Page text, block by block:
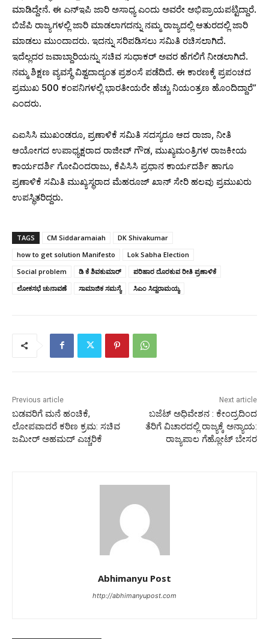
ಮಾಡಿದ್ದೇನೆ. ಈ ಎನ್ಇಪಿ ಜಾರಿ ಅಸಾಧ್ಯ ಎಂದು ಅವರೇ ಅಭಿಪ್ರಾಯಪಟ್ಟಿದ್ದಾರೆ.
ಬಿಜೆಪಿ ರಾಜ್ಯಗಳಲ್ಲಿ ಜಾರಿ ಮಾಡಲಾಗದನ್ನು ನಮ್ಮ ರಾಜ್ಯದಲ್ಲಿ ಆತುರದಲ್ಲಿ ಜಾರಿ
ಮಾಡಲು ಮುಂದಾದರು. ಇದನ್ನು ಸರಿಪಡಿಸಲು ಸಮಿತಿ ರಚಿಸಲಾಗಿದೆ.
ಇದೆಲ್ಲದರ ಜವಾಬ್ದಾರಿಯನ್ನು ಸಚಿವ ಸುಧಾಕರ್ ಅವರ ಹೆಗಲಿಗೆ ನೀಡಲಾಗಿದೆ.
ನಮ್ಮ ಶಿಕ್ಷಣ ವ್ಯವಸ್ಥೆ ವಿಶ್ವದಾದ್ಯಂತ ಪ್ರಶಂಸೆ ಪಡೆದಿದೆ. ಈ ಕಾರಣಕ್ಕೆ ಪ್ರಪಂಚದ
ಪ್ರಮುಖ 500 ಕಂಪನಿಗಳಲ್ಲಿ ಭಾರತೀಯರೇ ಹೆಚ್ಚು ನಿಯಂತ್ರಣ ಹೊಂದಿದ್ದಾರೆ”
ಎಂದರು.
ಎಐಸಿಸಿ ಮುಖಂಡರೂ, ಪ್ರಣಾಳಿಕೆ ಸಮಿತಿ ಸದಸ್ಯರೂ ಆದ ರಾಜಾ, ನೀತಿ
ಆಯೋಗದ ಉಪಾಧ್ಯಕ್ಷರಾದ ರಾಜೀವ್ ಗೌಡ, ಮುಖ್ಯಮಂತ್ರಿಗಳ ರಾಜಕೀಯ
ಕಾರ್ಯದರ್ಶಿ ಗೋವಿಂದರಾಜು, ಕೆಪಿಸಿಸಿ ಪ್ರಧಾನ ಕಾರ್ಯದರ್ಶಿ ಹಾಗೂ
ಪ್ರಣಾಳಿಕೆ ಸಮಿತಿ ಮುಖ್ಯಸ್ಥರಾದ ಮೆಹರೂಜ್ ಖಾನ್ ಸೇರಿ ಹಲವು ಪ್ರಮುಖರು
ಉಪಸ್ಥಿತರಿದ್ದರು.‌
TAGS CM Siddaramaiah
DK Shivakumar
how to get solution Manifesto
Lok Sabha Election
Social problem
ಡಿ ಕೆ ಶಿವಕುಮಾರ್
ಪರಿಹಾರ ದೊರಕುವ ರೀತಿ ಪ್ರಣಾಳಿಕೆ
ಲೋಕಸಭೆ ಚುನಾವಣೆ
ಸಾಮಾಜಿಕ‌ ಸಮಸ್ಯೆ ಸಿಎಂ ಸಿದ್ದರಾಮಯ್ಯ
Previous article
ಬಡವರಿಗೆ ಮನೆ ಹಂಚಿಕೆ,
ಲೋಪವಾದರೆ ಕಠಿಣ ಕ್ರಮ: ಸಚಿವ
ಜಮೀರ್ ಅಹಮದ್ ಎಚ್ಚರಿಕೆ
Next article
ಬಜೆಟ್‌ ಅಧಿವೇಶನ : ಕೇಂದ್ರದಿಂದ
ತೆರಿಗೆ ವಿಚಾರದಲ್ಲಿ ರಾಜ್ಯಕ್ಕೆ ಅನ್ಯಾಯ:
ರಾಜ್ಯಪಾಲ​ ಗೆಹ್ಲೋಟ್ ಬೇಸರ
Abhimanyu Post
http://abhimanyupost.com